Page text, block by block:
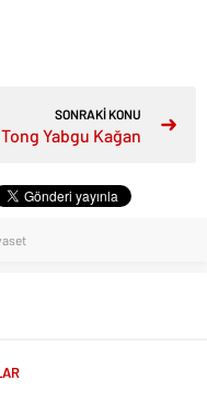
SONRAKİ KONU
Tong Yabgu Kağan